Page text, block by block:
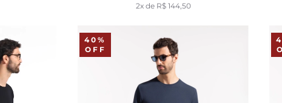
2x de R$ 144,50
40%
OFF